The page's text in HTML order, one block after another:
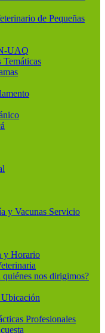
de Pequeñas
UAQ
Temáticas
y Vacunas Servicio
y Horario
quiénes nos dirigimos?
Profesionales